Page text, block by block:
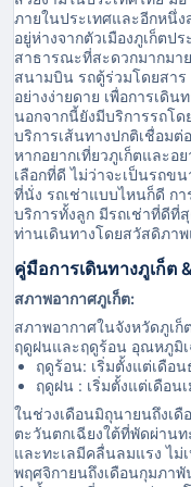
ภายในประเทศและอีกหนึ่
อยู่ห่างจากตัวเมืองภูเก็ตป
สาธารณะที่สะดวกมากมา
สนามบิน รถตู้ร่วมโดยสาร
อย่างง่ายดาย เพื่อการเดิ
นอกจากนี้ยังมีบริการรถโ
บริการเส้นทางปกติเชื่อม
หากอยากเที่ยวภูเก็ตและอ
เลือกที่ดี ไม่ว่าจะเป็นรถข
ที่นั่ง รถเช่าแบบไหนก็ดี ก
บริการทั้งลูก มีรถเช่าที่ดี
ท่านเดินทางโดยสวัสดิภา
คู่มือการเดินทางภูเก็ต
สภาพอากาศภูเก็ต:
สภาพอากาศในจังหวัดภูเ
ฤดูฝนและฤดูร้อน อุณหภูมิเ
ฤดูร้อน: เริ่มตั้งแต่เดือ
ฤดูฝน : เริ่มตั้งแต่เดือน
ในช่วงเดือนมิถุนายนถึงเ
ตะวันตกเฉียงใต้ที่พัดผ่าน
และทะเลมีคลื่นลมแรง ไม่
พฤศจิกายนถึงเดือนกุมภา